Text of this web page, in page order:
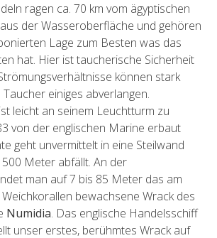
ragen ca. 70 km vom ägyptischen
der Wasseroberfläche und gehören
Lage zum Besten was das
hat. Hier ist taucherische Sicherheit
können stark
einiges abverlangen.
ist leicht an seinem Leuchtturm zu
von der englischen Marine erbaut
geht unvermittelt in eine Steilwand
Meter abfällt. An der
man auf 7 bis 85 Meter das am
bewachsene Wrack des
Numidia. Das englische Handelsschiff
unser erstes, berühmtes Wrack auf